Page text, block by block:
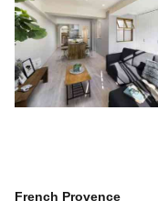
French Provence